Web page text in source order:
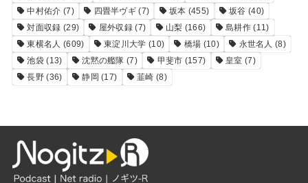
中村佑介 (7) 四畳半ヴギ (7) 坂本 (455) 坂谷 (40)
対面収録 (29) 屋外収録 (7) 山梨 (166) 島耕作(11)
東横名人 (609) 東淀川大学 (10) 橋場 (10) 永世名人 (8)
池袋 (13) 沈黙の艦隊 (7) 甲斐市 (157) 皇室 (7)
長野 (36) 静岡 (17) 韮崎 (8)